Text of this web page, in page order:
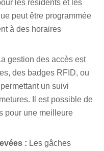
les résidents et les
peut être programmée
à des horaires
gestion des accès est
des badges RFID, ou
un suivi
Il est possible de
pour une meilleure
: Les gâches